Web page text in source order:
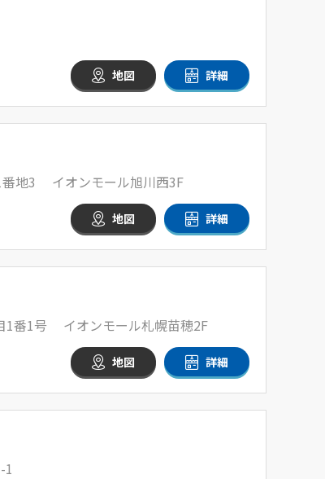
地図 詳細
番地3 イオンモール旭川西3F
地図 詳細
1番1号 イオンモール札幌苗穂2F
地図 詳細
1